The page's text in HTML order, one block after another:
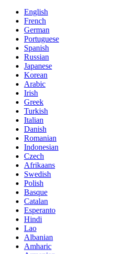
English
French
German
Portuguese
Spanish
Russian
Japanese
Korean
Arabic
Irish
Greek
Turkish
Italian
Danish
Romanian
Indonesian
Czech
Afrikaans
Swedish
Polish
Basque
Catalan
Esperanto
Hindi
Lao
Albanian
Amharic